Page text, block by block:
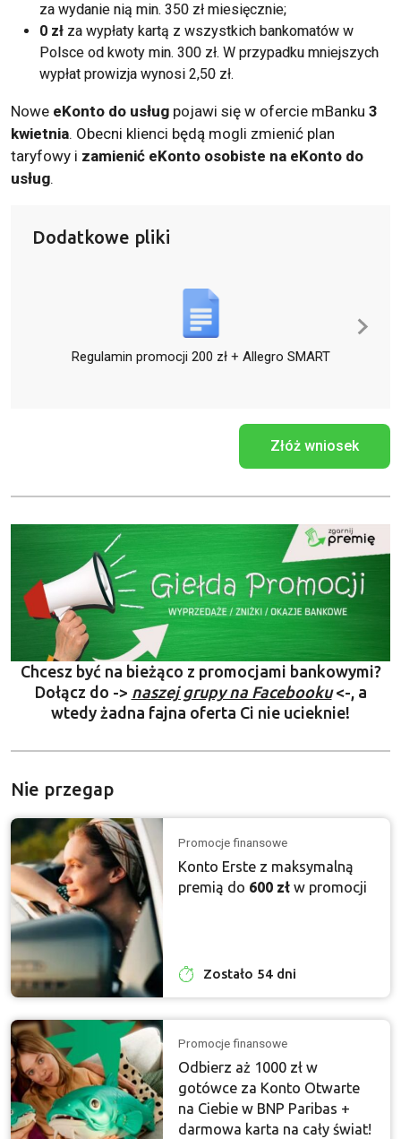
za wydanie nią min. 350 zł miesięcznie;
0 zł za wypłaty kartą z wszystkich bankomatów w
Polsce od kwoty min. 300 zł. W przypadku mniejszych
wypłat prowizja wynosi 2,50 zł.
Nowe eKonto do usług pojawi się w ofercie mBanku 3
kwietnia. Obecni klienci będą mogli zmienić plan
taryfowy i zamienić eKonto osobiste na eKonto do
usług.
Dodatkowe pliki
Regulamin promocji 200 zł + Allegro SMART
Złóż wniosek
Chcesz być na bieżąco z promocjami bankowymi?
Dołącz do -> naszej grupy na Facebooku<-, a
wtedy żadna fajna oferta Ci nie ucieknie!
Nie przegap
Promocje finansowe
Konto Erste z maksymalną
premią do 600 zł w promocji
Zostało 54 dni
Promocje finansowe
Odbierz aż 1000 zł w
gotówce za Konto Otwarte
na Ciebie w BNP Paribas +
darmowa karta na cały świat!